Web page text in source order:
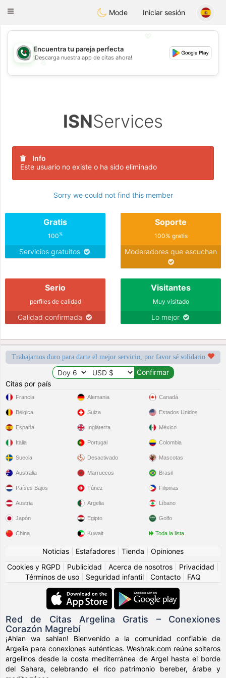
Weshrak
Toggle
Mode Iniciar sesión
💖
💕
Encuentra tu pareja perfecta
¡Descarga nuestra app de citas ahora!
ISNServices
Info
Este usuario no existe o ha sido eliminado
Sorry we could not find this member
Gratis
100%
Servicios gratuitos
Soporte
100% gratis
Moderadores que escuchan
Serio
perfiles de calidad
Calidad confirmada
Visitantes
Muy visitado
Lo mejor
Trabajamos duro para darte el mejor servicio, por favor sé solidario
Citas por país
Francia
Bélgica
España
Italia
Suecia
Alemania
Suiza
Inglaterra
Portugal
Desactivado
Canadá
Estados Unidos
México
Colombia
Mascotas
Australia
Países Bajos
Austria
Japón
China
Marruecos
Túnez
Argelia
Egipto
Kuwait
Brasil
Filipinas
Líbano
Golfo
Toda la lista
Noticias Estafadores Tienda
Opiniones
Cookies y RGPD
Publicidad Acerca de nosotros Privacidad
Términos de uso
Seguridad infantil Contacto FAQ
Red de Citas Argelina Gratis – Conexiones
Corazón Magrebí
¡Ahlan wa sahlan! Bienvenido a la comunidad confiable de
Argelia para conexiones auténticas. Weshrak.com reúne solteros
argelinos desde la costa mediterránea de Argel hasta el borde
del Sahara, celebrando el rico patrimonio bereber, árabe y